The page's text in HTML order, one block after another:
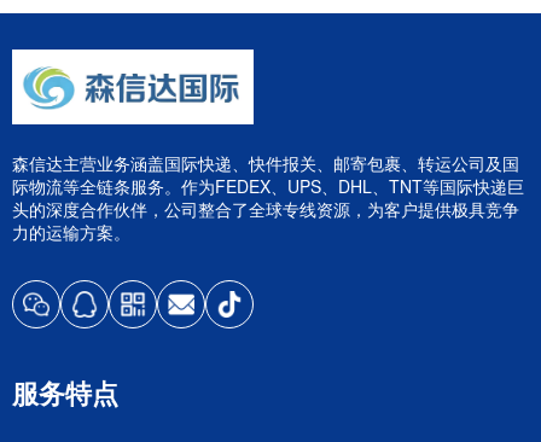
森信达主营业务涵盖国际快递、快件报关、邮寄包裹、转运公司及国
际物流等全链条服务。作为FEDEX、UPS、DHL、TNT等国际快递巨
头的深度合作伙伴，公司整合了全球专线资源，为客户提供极具竞争
力的运输方案。
服务特点